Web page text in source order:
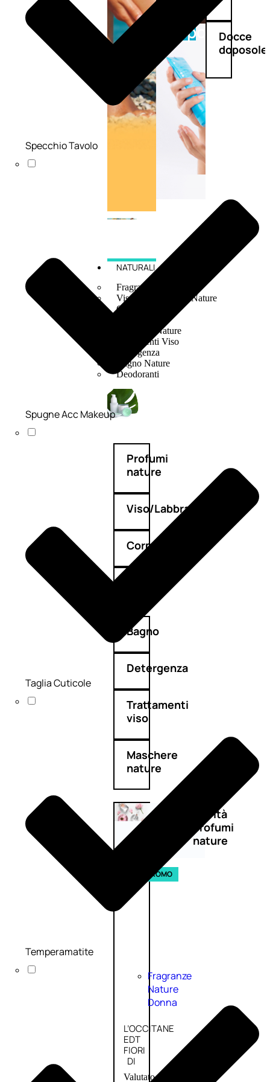
Doposole
Docce
doposole
NATURALI
Fragranze Nature
Viso/Labbra/Occhi Nature
Corpo
Maschera Nature
Trattamenti Viso
Detergenza
Bagno Nature
Deodoranti
Profumi
nature
Viso/Labbra/Occhi
Corpo
Bagno
Detergenza
Trattamenti
viso
Maschere
nature
Novità
profumi
nature
PROMO
Fragranze
Nature
Donna
L’OCCITANE
EDT
FIORI
DI
Valutato
Specchio Tavolo
Spugne Acc Makeup
Taglia Cuticole
Temperamatite